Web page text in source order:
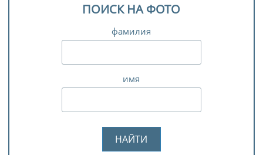
ПОИСК НА ФОТО
фамилия
имя